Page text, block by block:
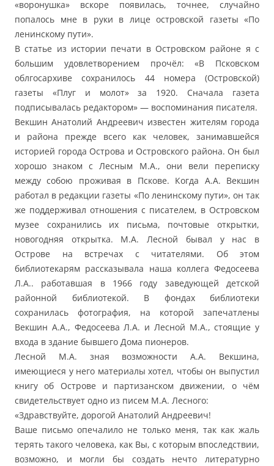
«воронушка» вскоре появилась, точнее, случайно
попалось мне в руки в лице островской газеты «По
ленинскому пути».
В статье из истории печати в Островском районе я с
большим удовлетворением прочёл: «В Псковском
облгосархиве сохранилось 44 номера (Островской)
газеты «Плуг и молот» за 1920. Сначала газета
подписывалась редактором» — воспоминания писателя.
Векшин Анатолий Андреевич известен жителям города
и района прежде всего как человек, занимавшейся
историей города Острова и Островского района. Он был
хорошо знаком с Лесным М.А., они вели переписку
между собою проживая в Пскове. Когда А.А. Векшин
работал в редакции газеты «По ленинскому пути», он так
же поддерживал отношения с писателем, в Островском
музее сохранились их письма, почтовые открытки,
новогодняя открытка. М.А. Лесной бывал у нас в
Острове на встречах с читателями. Об этом
библиотекарям рассказывала наша коллега Федосеева
Л.А.. работавшая в 1966 году заведующей детской
районной библиотекой. В фондах библиотеки
сохранилась фотография, на которой запечатлены
Векшин А.А., Федосеева Л.А. и Лесной М.А., стоящие у
входа в здание бывшего Дома пионеров.
Лесной М.А. зная возможности А.А. Векшина,
имеющиеся у него материалы хотел, чтобы он выпустил
книгу об Острове и партизанском движении, о чём
свидетельствует одно из писем М.А. Лесного:
«Здравствуйте, дорогой Анатолий Андреевич!
Ваше письмо опечалило не только меня, так как жаль
терять такого человека, как Вы, с которым впоследствии,
возможно, и могли бы создать нечто литературно